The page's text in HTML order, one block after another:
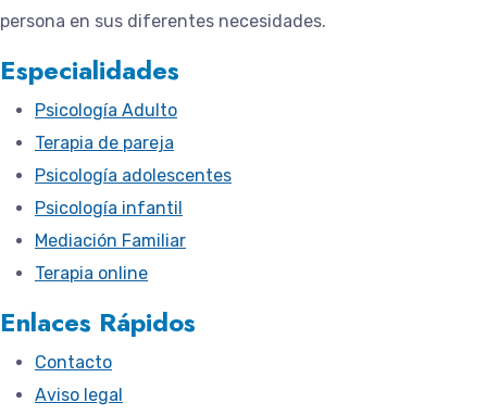
persona en sus diferentes necesidades.
Especialidades
Psicología Adulto
Terapia de pareja
Psicología adolescentes
Psicología infantil
Mediación Familiar
Terapia online
Enlaces Rápidos
Contacto
Aviso legal